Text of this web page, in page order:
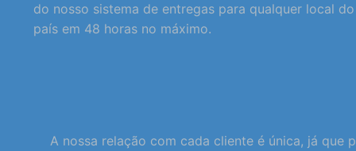
do nosso sistema de entregas para qualquer local do
país em 48 horas no máximo.
A nossa relação com cada cliente é única, já que